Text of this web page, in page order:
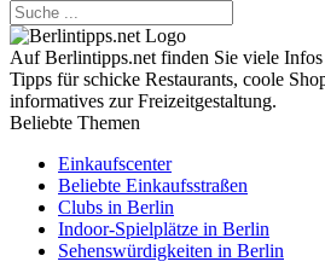
Auf Berlintipps.net finden Sie viele
Tipps für schicke Restaurants, coole
informatives zur Freizeitgestaltung.
Beliebte Themen
Einkaufscenter
Beliebte Einkaufsstraßen
Clubs in Berlin
Indoor-Spielplätze in Berlin
Sehenswürdigkeiten in Berlin